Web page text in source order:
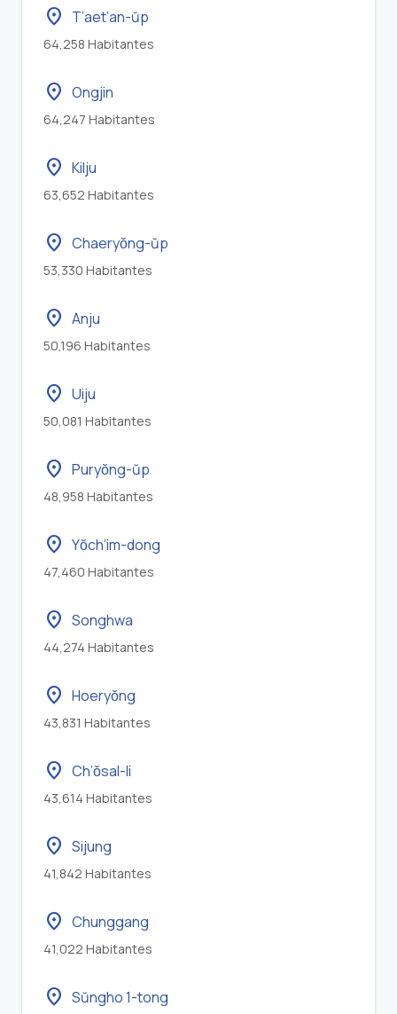
location_on T’aet’an-ŭp
64,258 Habitantes
location_on Ongjin
64,247 Habitantes
location_on Kilju
63,652 Habitantes
location_on Chaeryŏng-ŭp
53,330 Habitantes
location_on Anju
50,196 Habitantes
location_on Uiju
50,081 Habitantes
location_on Puryŏng-ŭp
48,958 Habitantes
location_on Yŏch’im-dong
47,460 Habitantes
location_on Songhwa
44,274 Habitantes
location_on Hoeryŏng
43,831 Habitantes
location_on Ch’ŏsal-li
43,614 Habitantes
location_on Sijung
41,842 Habitantes
location_on Chunggang
41,022 Habitantes
location_on Sŭngho 1-tong